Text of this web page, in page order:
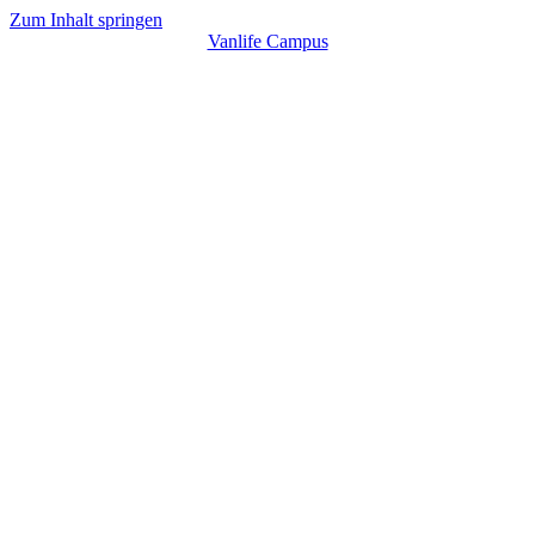
Zum Inhalt springen
Vanlife Campus